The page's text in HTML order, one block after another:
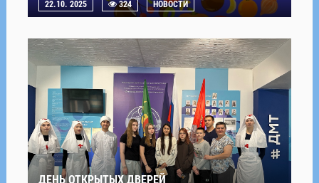
22.10. 2025 324 НОВОСТИ
ДЕНЬ ОТКРЫТЫХ ДВЕРЕЙ